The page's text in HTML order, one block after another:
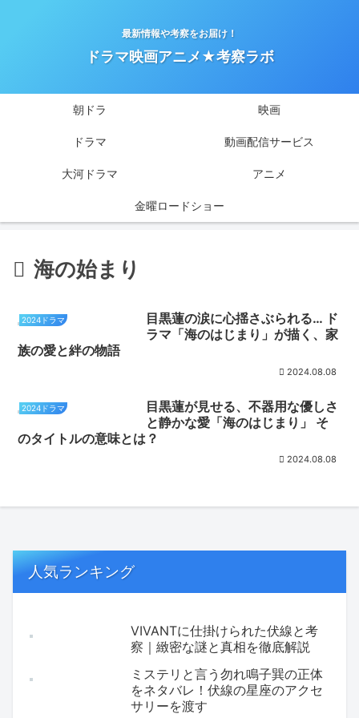
最新情報や考察をお届け！
ドラマ映画アニメ★考察ラボ
朝ドラ 映画
ドラマ 動画配信サービス
大河ドラマ アニメ
金曜ロードショー
海の始まり
2024ドラマ
目黒蓮の涙に心揺さぶられる… ド
ラマ「海のはじまり」が描く、家
族の愛と絆の物語
2024.08.08
2024ドラマ
目黒蓮が見せる、不器用な優しさ
と静かな愛「海のはじまり」 そ
のタイトルの意味とは？
2024.08.08
人気ランキング
VIVANTに仕掛けられた伏線と考
察｜緻密な謎と真相を徹底解説
ミステリと言う勿れ鳴子巽の正体
をネタバレ！伏線の星座のアクセ
サリーを渡す